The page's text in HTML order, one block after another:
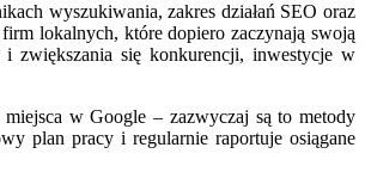
wyszukiwania, zakres działań SEO oraz
lokalnych, które dopiero zaczynają swoją
zwiększania się konkurencji, inwestycje w
w Google – zazwyczaj są to metody
plan pracy i regularnie raportuje osiągane